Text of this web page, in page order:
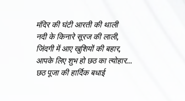
मंदिर की घंटी आरती की थाली
नदी के किनारे सूरज की लाली,
जिंदगी में आए खुशियों की बहार,
आपके लिए शुभ हो छठ का त्योहार...
छठ पूजा की हार्दिक बधाई